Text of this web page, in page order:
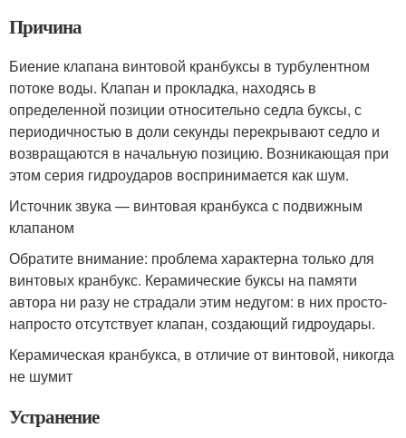
Причина
Биение клапана винтовой кранбуксы в турбулентном
потоке воды. Клапан и прокладка, находясь в
определенной позиции относительно седла буксы, с
периодичностью в доли секунды перекрывают седло и
возвращаются в начальную позицию. Возникающая при
этом серия гидроударов воспринимается как шум.
Источник звука — винтовая кранбукса с подвижным
клапаном
Обратите внимание: проблема характерна только для
винтовых кранбукс. Керамические буксы на памяти
автора ни разу не страдали этим недугом: в них просто-
напросто отсутствует клапан, создающий гидроудары.
Керамическая кранбукса, в отличие от винтовой, никогда
не шумит
Устранение